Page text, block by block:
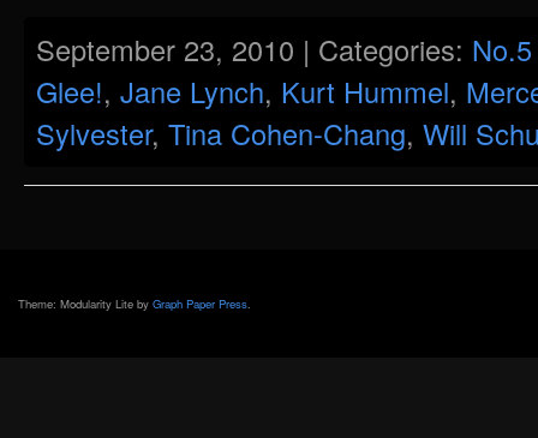
September 23, 2010 | Categories:
Glee!, Jane Lynch, Kurt Hummel,
Sylvester, Tina Cohen-Chang, Will
Theme: Modularity Lite by Graph Paper Press.